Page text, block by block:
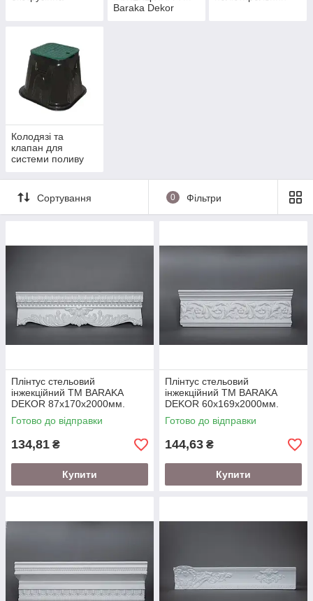
Baraka Dekor
Колодязі та
клапан для
системи поливу
Сортування 0 Фільтри
Плінтус стельовий
інжекційний ТМ BARAKA
DEKOR 87х170х2000мм.
(підходить під натяжну
стелю)
Готово до відправки
134,81 ₴
Купити
Плінтус стельовий
інжекційний ТМ BARAKA
DEKOR 60х169х2000мм.
(підходить під натяжну
стелю)
Готово до відправки
144,63 ₴
Купити